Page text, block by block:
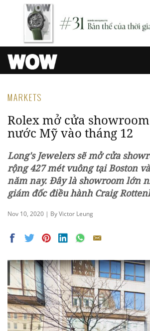
MARKETS
Rolex mở cửa
nước Mỹ vào tháng 12
Long's Jewelers sẽ mở cửa
rộng 427 mét vuông tại Boston
năm nay. Đây là showroom lớn
giám đốc điều hành Craig
Nov 10, 2020 | By Victor Leung